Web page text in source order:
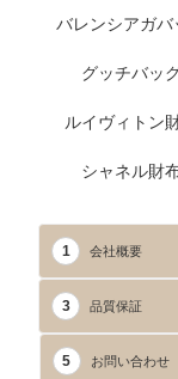
バレンシアガバ
グッチバッ
ルイヴィトン
シャネル財
1 会社概要
3 品質保証
5 お問い合わせ